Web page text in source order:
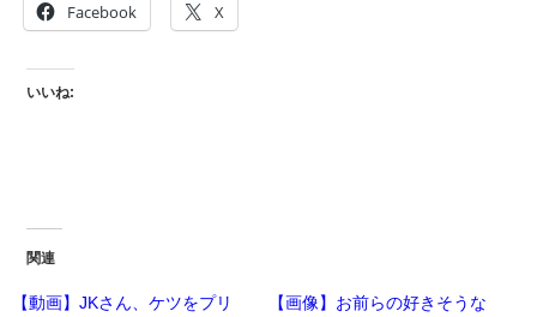
Facebook X
いいね:
関連
【動画】JKさん、ケツをプリ
【画像】お前らの好きそうな